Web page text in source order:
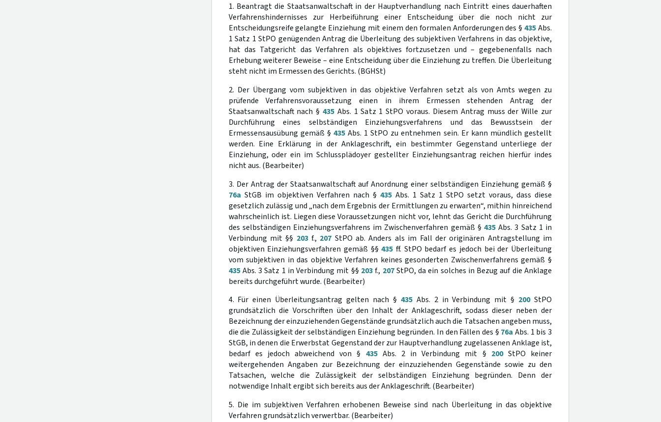
1. Beantragt die Staatsanwaltschaft in der Hauptverhandlung nach Eintritt eines dauerhaften
Verfahrenshindernisses zur Herbeiführung einer Entscheidung über die noch nicht zur
Entscheidungsreife gelangte Einziehung mit einem den formalen Anforderungen des §435Abs.
1 Satz 1 StPO genügenden Antrag die Überleitung des subjektiven Verfahrens in das objektive,
hat das Tatgericht das Verfahren als objektives fortzusetzen und – gegebenenfalls nach
Erhebung weiterer Beweise – eine Entscheidung über die Einziehung zu treffen. Die Überleitung
steht nicht im Ermessen des Gerichts. (BGHSt)
2. Der Übergang vom subjektiven in das objektive Verfahren setzt als von Amts wegen zu
prüfende Verfahrensvoraussetzung einen in ihrem Ermessen stehenden Antrag der
Staatsanwaltschaft nach § 435 Abs. 1 Satz 1 StPO voraus. Diesem Antrag muss der Wille zur
Durchführung eines selbständigen Einziehungsverfahrens und das Bewusstsein der
Ermessensausübung gemäß § 435Abs. 1 StPO zu entnehmen sein. Er kann mündlich gestellt
werden. Eine Erklärung in der Anklageschrift, ein bestimmter Gegenstand unterliege der
Einziehung, oder ein im Schlussplädoyer gestellter Einziehungsantrag reichen hierfür indes
nicht aus. (Bearbeiter)
3. Der Antrag der Staatsanwaltschaft auf Anordnung einer selbständigen Einziehung gemäß §
76a StGB im objektiven Verfahren nach § 435Abs. 1 Satz 1 StPO setzt voraus, dass diese
gesetzlich zulässig und „nach dem Ergebnis der Ermittlungen zu erwarten“, mithin hinreichend
wahrscheinlich ist. Liegen diese Voraussetzungen nicht vor, lehnt das Gericht die Durchführung
des selbständigen Einziehungsverfahrens im Zwischenverfahren gemäß § 435Abs. 3 Satz 1 in
Verbindung mit §§ 203f., 207 StPO ab. Anders als im Fall der originären Antragstellung im
objektiven Einziehungsverfahren gemäß §§435 ff. StPO bedarf es jedoch bei der Überleitung
vom subjektiven in das objektive Verfahren keines gesonderten Zwischenverfahrens gemäß §
435Abs. 3 Satz 1 in Verbindung mit §§ 203f., 207StPO, da ein solches in Bezug auf die Anklage
bereits durchgeführt wurde. (Bearbeiter)
4. Für einen Überleitungsantrag gelten nach § 435Abs. 2 in Verbindung mit § 200StPO
grundsätzlich die Vorschriften über den Inhalt der Anklageschrift, sodass dieser neben der
Bezeichnung der einzuziehenden Gegenstände grundsätzlich auch die Tatsachen angeben muss,
die die Zulässigkeit der selbständigen Einziehung begründen. In den Fällen des § 76a Abs. 1 bis 3
StGB, in denen die Erwerbstat Gegenstand der zur Hauptverhandlung zugelassenen Anklage ist,
bedarf es jedoch abweichend von § 435Abs. 2 in Verbindung mit § 200StPO keiner
weitergehenden Angaben zur Bezeichnung der einzuziehenden Gegenstände sowie zu den
Tatsachen, welche die Zulässigkeit der selbständigen Einziehung begründen. Denn der
notwendige Inhalt ergibt sich bereits aus der Anklageschrift. (Bearbeiter)
5. Die im subjektiven Verfahren erhobenen Beweise sind nach Überleitung in das objektive
Verfahren grundsätzlich verwertbar. (Bearbeiter)